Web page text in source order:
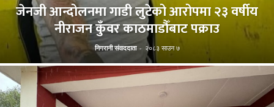
जेनजी आन्दोलनमा गाडी लुटेको आरोपमा २३ वर्षीय
नीराजन कुँवर काठमाडौँबाट पक्राउ
निगरानी संवाददाता - २०८३ साउन ७